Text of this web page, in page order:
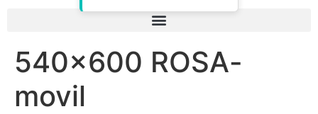
540×600 ROSA-
movil